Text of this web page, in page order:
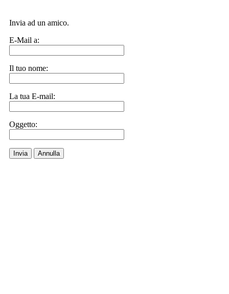
Invia ad un amico.
E-Mail a:
Il tuo nome:
La tua E-mail:
Oggetto:
Invia Annulla